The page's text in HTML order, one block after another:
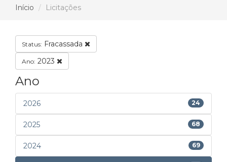
Início Licitações
Status: Fracassada
Ano: 2023
Ano
2026 24
2025 68
2024 69